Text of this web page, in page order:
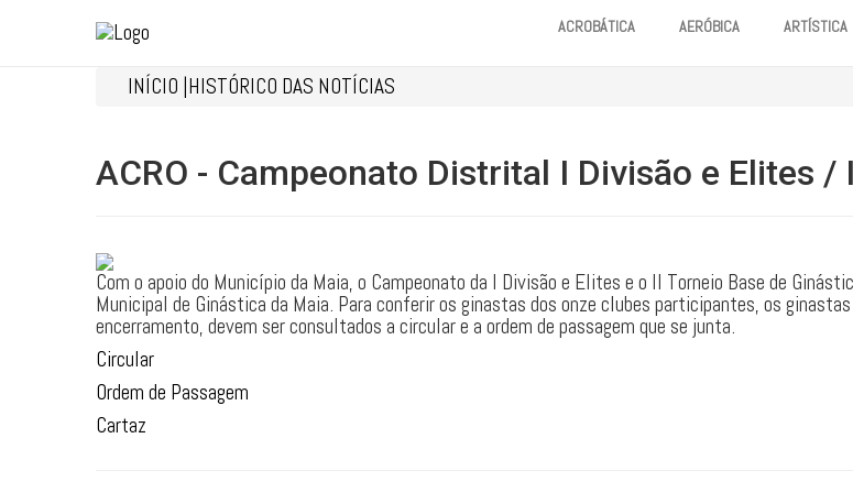
ACROBÁTICA AERÓBICA ARTÍSTICA
INÍCIO |HISTÓRICO DAS NOTÍCIAS
ACRO - Campeonato Distrital I Divisão e Elites /
Com o apoio do Município da Maia, o Campeonato da I Divisão e Elites e o II Torneio Base de
Municipal de Ginástica da Maia. Para conferir os ginastas dos onze clubes participantes, os
encerramento, devem ser consultados a circular e a ordem de passagem que se junta.
Circular
Ordem de Passagem
Cartaz